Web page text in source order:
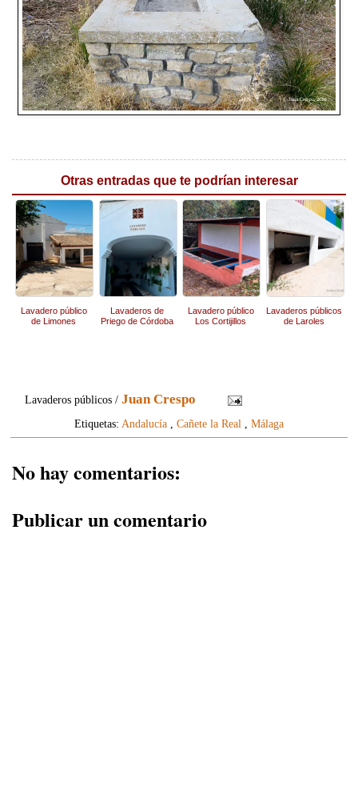
Otras entradas que te podrían interesar
Lavadero público
de Limones
Lavaderos de
Priego de Córdoba
Lavadero público
Los Cortijillos
Lavaderos públicos
de Laroles
Lavaderos públicos /Juan Crespo
Etiquetas: Andalucía Cañete la Real Málaga
No hay comentarios:
Publicar un comentario